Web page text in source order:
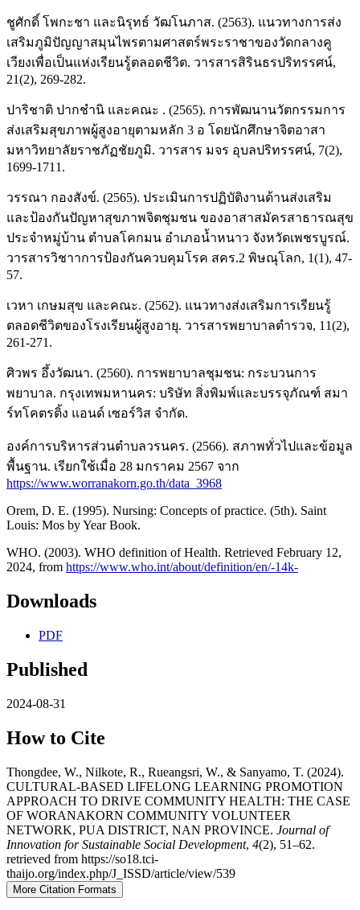
ชูศักดิ์ โพกะชา และนิรุทธ์ วัฒโนภาส. (2563). แนวทางการส่ง
เสริมภูมิปัญญาสมุนไพรตามศาสตร์พระราชาของวัดกลางคู
เวียงเพื่อเป็นแห่งเรียนรู้ตลอดชีวิต. วารสารสิรินธรปริทรรศน์,
21(2), 269-282.
ปาริชาติ ปากชำนิ และคณะ . (2565). การพัฒนานวัตกรรมการ
ส่งเสริมสุขภาพผู้สูงอายุตามหลัก 3 อ โดยนักศึกษาจิตอาสา
มหาวิทยาลัยราชภัฏชัยภูมิ. วารสาร มจร อุบลปริทรรศน์, 7(2),
1699-1711.
วรรณา กองสังข์. (2565). ประเมินการปฏิบัติงานด้านส่งเสริม
และป้องกันปัญหาสุขภาพจิตชุมชน ของอาสาสมัครสาธารณสุข
ประจำหมู่บ้าน ตำบลโคกมน อำเภอน้ำหนาว จังหวัดเพชรบูรณ์.
วารสารวิชาาการป้องกันควบคุมโรค สคร.2 พิษณุโลก, 1(1), 47-
57.
เวหา เกษมสุข และคณะ. (2562). แนวทางส่งเสริมการเรียนรู้
ตลอดชีวิตของโรงเรียนผู้สูงอายุ. วารสารพยาบาลตำรวจ, 11(2),
261-271.
ศิวพร อึ้งวัฒนา. (2560). การพยาบาลชุมชน: กระบวนการ
พยาบาล. กรุงเทพมหานคร: บริษัท สิ่งพิมพ์และบรรจุภัณฑ์ สมา
ร์ทโคตรติ้ง แอนด์ เซอร์วิส จำกัด.
องค์การบริหารส่วนตำบลวรนคร. (2566). สภาพทั่วไปและข้อมูล
พื้นฐาน. เรียกใช้เมื่อ 28 มกราคม 2567 จาก
https://www.worranakorn.go.th/data_3968
Orem, D. E. (1995). Nursing: Concepts of practice. (5th). Saint
Louis: Mos by Year Book.
WHO. (2003). WHO definition of Health. Retrieved February 12,
2024, from https://www.who.int/about/definition/en/-14k-
Downloads
PDF
Published
2024-08-31
How to Cite
Thongdee, W., Nilkote, R., Rueangsri, W., & Sanyamo, T. (2024).
CULTURAL-BASED LIFELONG LEARNING PROMOTION
APPROACH TO DRIVE COMMUNITY HEALTH: THE CASE
OF WORANAKORN COMMUNITY VOLUNTEER
NETWORK, PUA DISTRICT, NAN PROVINCE. Journal of
Innovation for Sustainable Social Development, 4(2), 51–62.
retrieved from https://so18.tci-
thaijo.org/index.php/J_ISSD/article/view/539
More Citation Formats